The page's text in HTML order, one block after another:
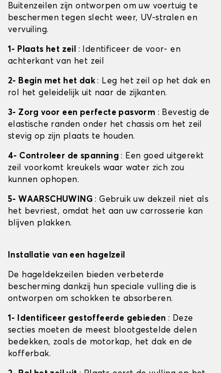
Buitenzeilen zijn ontworpen om uw voertuig te
beschermen tegen slecht weer, UV-stralen en
vervuiling.
1- Plaats het zeil : Identificeer de voor- en
achterkant van het zeil
2- Begin met het dak: Leg het zeil op het dak en
rol het geleidelijk uit naar de zijkanten.
3- Zorg voor een perfecte pasvorm : Bevestig de
elastische randen onder het chassis om het zeil
stevig op zijn plaats te houden.
4- Controleer de spanning: Een goed uitgerekt
zeil voorkomt kreukels waar water zich zou
kunnen ophopen.
5- WAARSCHUWING: Gebruik uw dekzeil niet als
het bevriest, omdat het aan uw carrosserie kan
blijven plakken.
Installatie van een hagelzeil
De hageldekzeilen bieden verbeterde
bescherming dankzij hun speciale vulling die is
ontworpen om schokken te absorberen.
1- Identificeer gestoffeerde gebieden: Deze
secties moeten de meest blootgestelde delen
bedekken, zoals de motorkap, het dak en de
kofferbak.